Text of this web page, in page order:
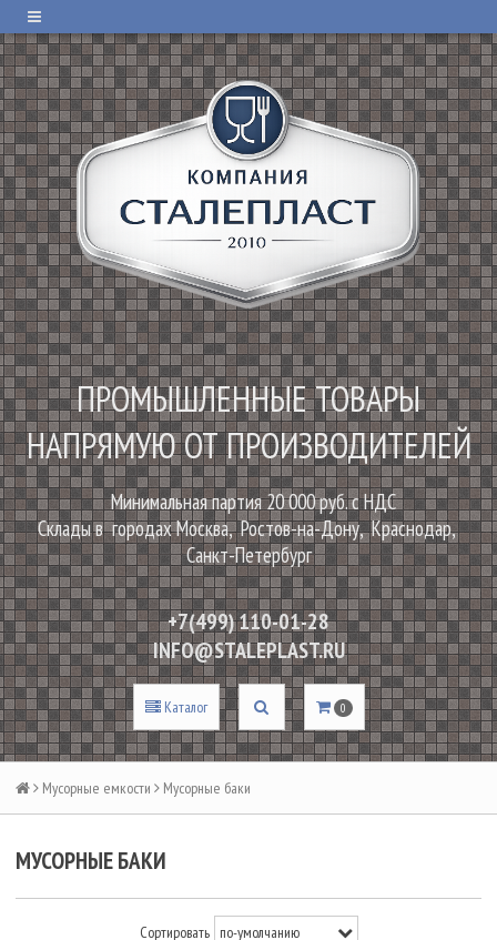
ПРОМЫШЛЕННЫЕ ТОВАРЫ
НАПРЯМУЮ ОТ ПРОИЗВОДИТЕЛЕЙ
Минимальная партия 20 000 руб. с НДС
Склады в городах Москва, Ростов-на-Дону, Краснодар,
Санкт-Петербург
+7(499) 110-01-28
INFO@STALEPLAST.RU
Каталог 0
Мусорные емкости Мусорные баки
МУСОРНЫЕ БАКИ
Сортировать